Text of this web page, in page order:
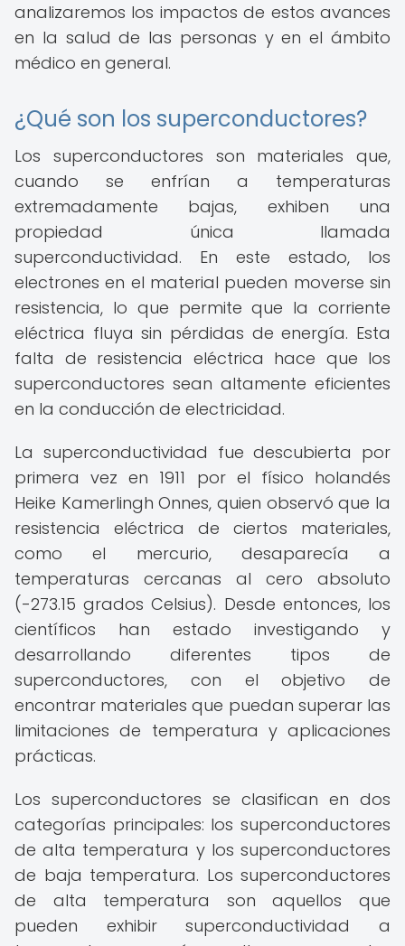
analizaremos los impactos de estos avances
en la salud de las personas y en el ámbito
médico en general.
¿Qué son los superconductores?
Los superconductores son materiales que,
cuando se enfrían a temperaturas
extremadamente bajas, exhiben una
propiedad única llamada
superconductividad. En este estado, los
electrones en el material pueden moverse sin
resistencia, lo que permite que la corriente
eléctrica fluya sin pérdidas de energía. Esta
falta de resistencia eléctrica hace que los
superconductores sean altamente eficientes
en la conducción de electricidad.
La superconductividad fue descubierta por
primera vez en 1911 por el físico holandés
Heike Kamerlingh Onnes, quien observó que la
resistencia eléctrica de ciertos materiales,
como el mercurio, desaparecía a
temperaturas cercanas al cero absoluto
(-273.15 grados Celsius). Desde entonces, los
científicos han estado investigando y
desarrollando diferentes tipos de
superconductores, con el objetivo de
encontrar materiales que puedan superar las
limitaciones de temperatura y aplicaciones
prácticas.
Los superconductores se clasifican en dos
categorías principales: los superconductores
de alta temperatura y los superconductores
de baja temperatura. Los superconductores
de alta temperatura son aquellos que
pueden exhibir superconductividad a